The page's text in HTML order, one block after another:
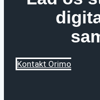
Kontakt Orimo